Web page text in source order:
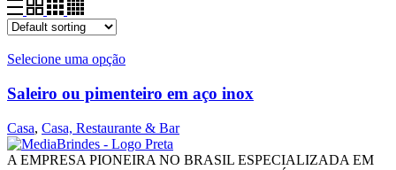
Selecione uma opção
Saleiro ou pimenteiro em aço inox
Casa, Casa, Restaurante & Bar
A EMPRESA PIONEIRA NO BRASIL ESPECIALIZADA EM